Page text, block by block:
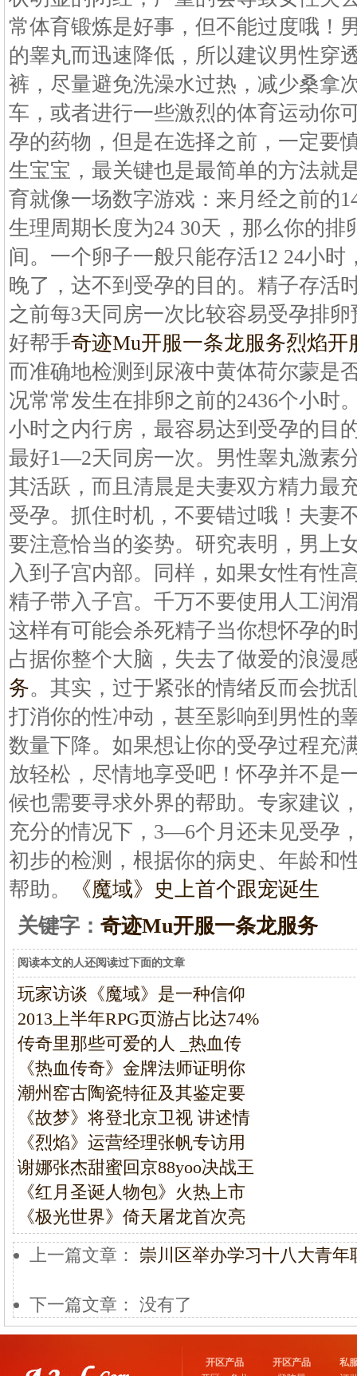
常体育锻炼是好事，但不能过度哦！
的睾丸而迅速降低，所以建议男性穿
裤，尽量避免洗澡水过热，减少桑拿
车，或者进行一些激烈的体育运动你
孕的药物，但是在选择之前，一定要
生宝宝，最关键也是最简单的方法就
育就像一场数字游戏：来月经之前的
生理周期长度为24 30天，那么你的排
间。一个卵子一般只能存活12 24小
晚了，达不到受孕的目的。精子存活
之前每3天同房一次比较容易受孕排
好帮手奇迹Mu开服一条龙服务烈焰开
而准确地检测到尿液中黄体荷尔蒙是
况常常发生在排卵之前的2436个小时
小时之内行房，最容易达到受孕的目
最好1—2天同房一次。男性睾丸激素
其活跃，而且清晨是夫妻双方精力最
受孕。抓住时机，不要错过哦！夫妻
要注意恰当的姿势。研究表明，男上
入到子宫内部。同样，如果女性有性
精子带入子宫。千万不要使用人工润
这样有可能会杀死精子当你想怀孕的
占据你整个大脑，失去了做爱的浪漫
务。其实，过于紧张的情绪反而会扰
打消你的性冲动，甚至影响到男性的
数量下降。如果想让你的受孕过程充
放轻松，尽情地享受吧！怀孕并不是
候也需要寻求外界的帮助。专家建议
充分的情况下，3—6个月还未见受孕
初步的检测，根据你的病史、年龄和
帮助。
《魔域》史上首个跟宠诞生
关键字： 奇迹Mu开服一条龙服务
阅读本文的人还阅读过下面的文章
玩家访谈《魔域》是一种信仰
2013上半年RPG页游占比达74%
传奇里那些可爱的人 _热血传
《热血传奇》金牌法师证明你
潮州窑古陶瓷特征及其鉴定要
《故梦》将登北京卫视 讲述情
《烈焰》运营经理张帆专访用
谢娜张杰甜蜜回京88yoo决战王
《红月圣诞人物包》火热上市
《极光世界》倚天屠龙首次亮
上一篇文章： 崇川区举办学习十八大青年
下一篇文章： 没有了
开区产品
开区产品
私